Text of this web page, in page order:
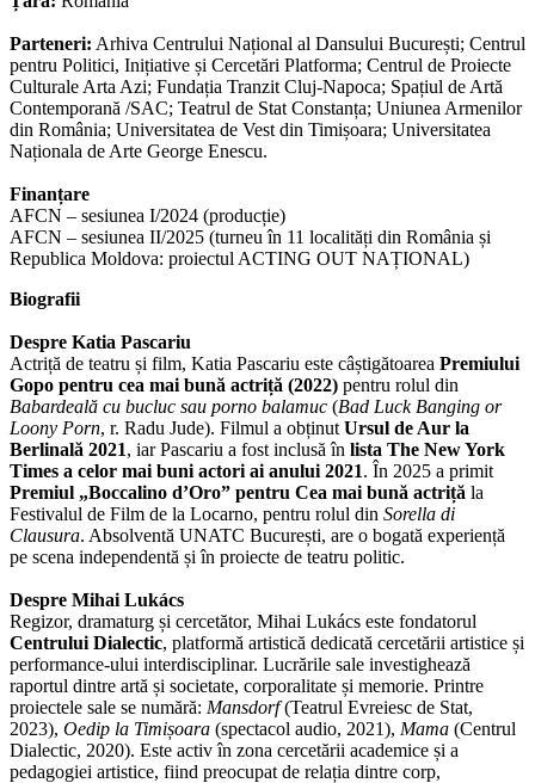
Parteneri: Arhiva Centrului Național al Dansului București; Centrul
pentru Politici, Inițiative și Cercetări Platforma; Centrul de Proiecte
Culturale Arta Azi; Fundația Tranzit Cluj-Napoca; Spațiul de Artă
Contemporană /SAC; Teatrul de Stat Constanța; Uniunea Armenilor
din România; Universitatea de Vest din Timișoara; Universitatea
Naționala de Arte George Enescu.
Finanțare
AFCN – sesiunea I/2024 (producție)
AFCN – sesiunea II/2025 (turneu în 11 localități din România și
Republica Moldova: proiectul ACTING OUT NAȚIONAL)
Biografii
Despre Katia Pascariu
Actriță de teatru și film, Katia Pascariu este câștigătoarea Premiului
Gopo pentru cea mai bună actriță (2022) pentru rolul din
Babardeală cu bucluc sau porno balamuc (Bad Luck Banging or
Loony Porn, r. Radu Jude). Filmul a obținut Ursul de Aur la
Berlinală 2021, iar Pascariu a fost inclusă în lista The New York
Times a celor mai buni actori ai anului 2021. În 2025 a primit
Premiul „Boccalino d’Oro” pentru Cea mai bună actriță la
Festivalul de Film de la Locarno, pentru rolul din Sorella di
Clausura. Absolventă UNATC București, are o bogată experiență
pe scena independentă și în proiecte de teatru politic.
Despre Mihai Lukács
Regizor, dramaturg și cercetător, Mihai Lukács este fondatorul
Centrului Dialectic, platformă artistică dedicată cercetării artistice și
performance-ului interdisciplinar. Lucrările sale investighează
raportul dintre artă și societate, corporalitate și memorie. Printre
proiectele sale se numără: Mansdorf(Teatrul Evreiesc de Stat,
2023), Oedip la Timișoara (spectacol audio, 2021), Mama (Centrul
Dialectic, 2020). Este activ în zona cercetării academice și a
pedagogiei artistice, fiind preocupat de relația dintre corp,